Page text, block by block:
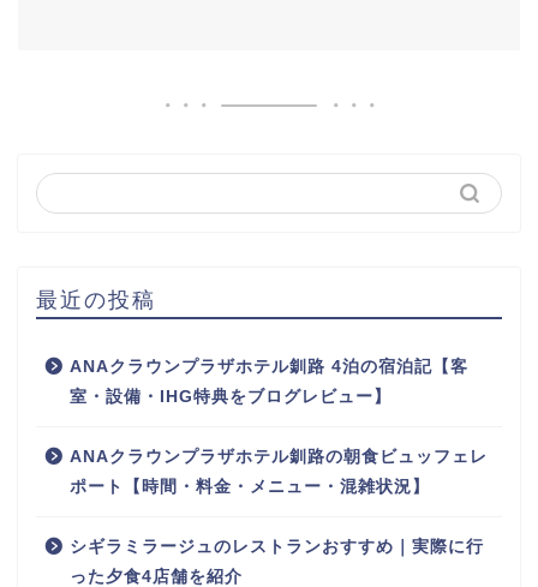
最近の投稿
ANAクラウンプラザホテル釧路 4泊の宿泊記【客
室・設備・IHG特典をブログレビュー】
ANAクラウンプラザホテル釧路の朝食ビュッフェレ
ポート【時間・料金・メニュー・混雑状況】
シギラミラージュのレストランおすすめ｜実際に行
った夕食4店舗を紹介